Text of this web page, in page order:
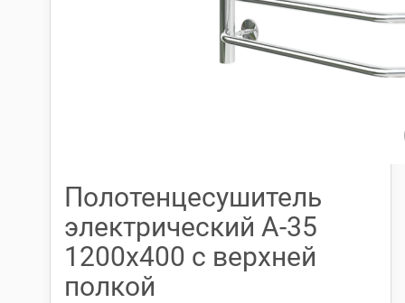
Полотенцесушитель
электрический А-35
1200х400 с верхней
полкой